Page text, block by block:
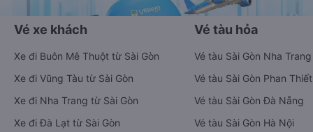
Vé xe khách
Xe đi Buôn Mê Thuột từ Sài Gòn
Xe đi Vũng Tàu từ Sài Gòn
Xe đi Nha Trang từ Sài Gòn
Xe đi Đà Lạt từ Sài Gòn
Vé tàu hỏa
Vé tàu Sài Gòn Nha Trang
Vé tàu Sài Gòn Phan Thiết
Vé tàu Sài Gòn Đà Nẵng
Vé tàu Sài Gòn Hà Nội